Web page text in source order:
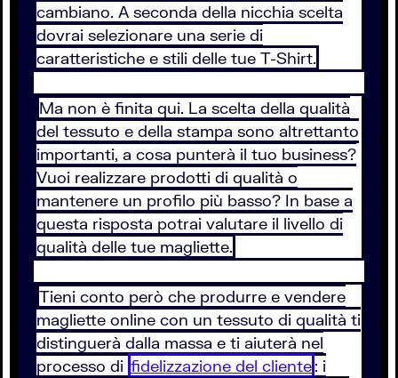
cambiano. A seconda della nicchia scelta
dovrai selezionare una serie di
caratteristiche e stili delle tue T-Shirt.
Ma non è finita qui. La scelta della qualità
del tessuto e della stampa sono altrettanto
importanti, a cosa punterà il tuo business?
Vuoi realizzare prodotti di qualità o
mantenere un profilo più basso? In base a
questa risposta potrai valutare il livello di
qualità delle tue magliette.
Tieni conto però che produrre e vendere
magliette online con un tessuto di qualità ti
distinguerà dalla massa e ti aiuterà nel
processo di fidelizzazione del cliente: i